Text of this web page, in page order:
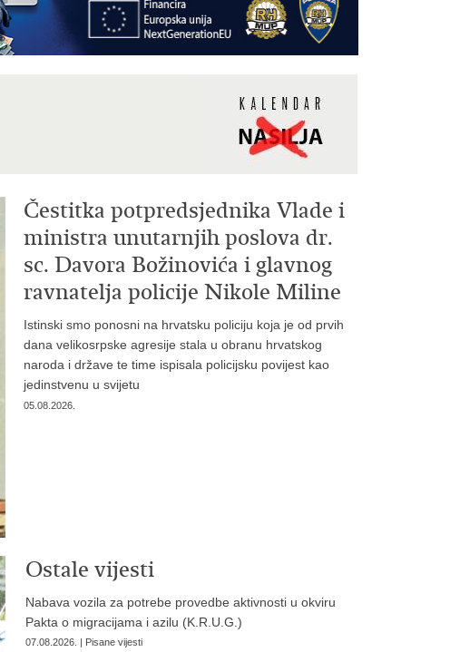
Čestitka potpredsjednika Vlade i
ministra unutarnjih poslova dr.
sc. Davora Božinovića i glavnog
ravnatelja policije Nikole Miline
Istinski smo ponosni na hrvatsku policiju koja je od prvih
dana velikosrpske agresije stala u obranu hrvatskog
naroda i države te time ispisala policijsku povijest kao
jedinstvenu u svijetu
05.08.2026.
Ostale vijesti
Nabava vozila za potrebe provedbe aktivnosti u okviru
Pakta o migracijama i azilu (K.R.U.G.)
07.08.2026. | Pisane vijesti